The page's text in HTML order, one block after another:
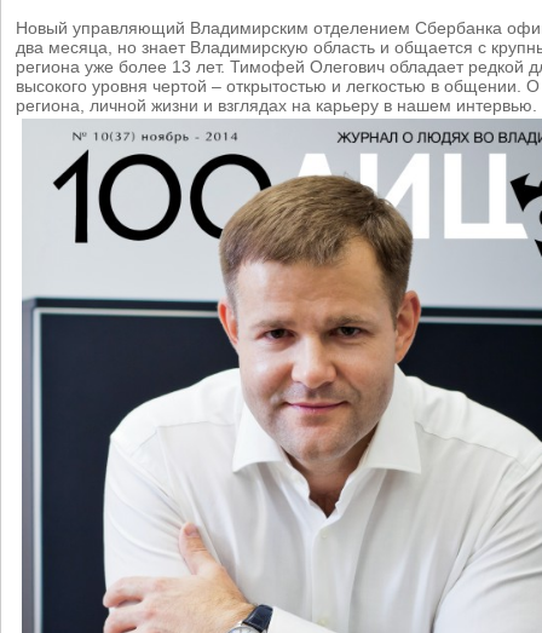
Новый управляющий Владимирским отделением Сбербанка
два месяца, но знает Владимирскую область и общается с
региона уже более 13 лет. Тимофей Олегович обладает редкой
высокого уровня чертой – открытостью и легкостью в
региона, личной жизни и взглядах на карьеру в нашем интервью.